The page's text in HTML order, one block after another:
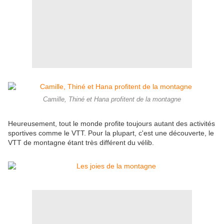
Camille, Thiné et Hana profitent de la montagne
Heureusement, tout le monde profite toujours autant des activités
sportives comme le VTT. Pour la plupart, c'est une découverte, le
VTT de montagne étant très différent du vélib.